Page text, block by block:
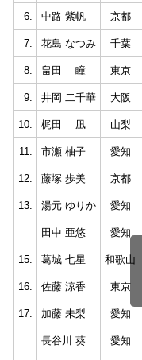
6. 中路 紫帆 京都
7. 花島 なつみ 千葉
8. 畠田 瞳 東京
9. 井岡 二千華 大阪
10. 梶田 凪 山梨
11. 市瀬 柚子 愛知
12. 藤塚 歩美 京都
13. 湯元 ゆりか 愛知
田中 亜悠 愛知
15. 葛城 七星 和歌山
16. 佐藤 涼香 東京
17. 加藤 未梨 愛知
長谷川 葵 愛知